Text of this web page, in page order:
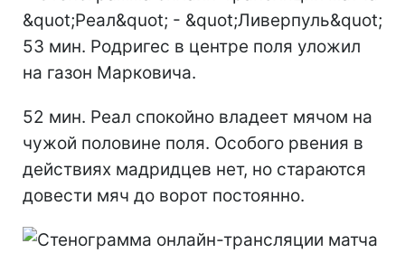
53 мин. Родригес в центре поля уложил
на газон Марковича.
52 мин. Реал спокойно владеет мячом на
чужой половине поля. Особого рвения в
действиях мадридцев нет, но стараются
довести мяч до ворот постоянно.